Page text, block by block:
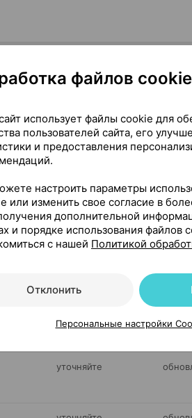
1.2 г ×20, Калина Беларусь
На карте
287
уточняйте
файлов cookie
использует файлы cookie для
пользователей сайта, его
и предоставления
настроить параметры
или изменить свое согласие в
дополнительной
и порядке использования файлов
с нашей Политикой
Отклонить
Персональные настройки